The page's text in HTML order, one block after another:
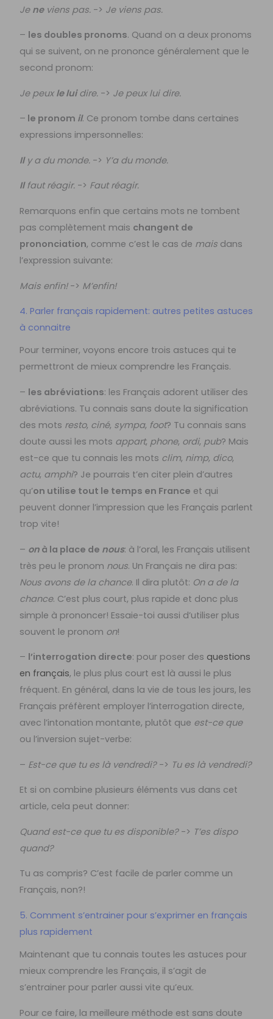
Je neviens pas. -> Je viens pas.
– les doubles pronoms. Quand on a deux pronoms
qui se suivent, on ne prononce généralement que le
second pronom:
Je peux le luidire. -> Je peux lui dire.
– le pronom il. Ce pronom tombe dans certaines
expressions impersonnelles:
Ily a du monde. -> Y’a du monde.
Ilfaut réagir. -> Faut réagir.
Remarquons enfin que certains mots ne tombent
pas complètement mais changent de
prononciation, comme c’est le cas de mais dans
l’expression suivante:
Mais enfin!-> M’enfin!
4. Parler français rapidement: autres petites astuces
à connaitre
Pour terminer, voyons encore trois astuces qui te
permettront de mieux comprendre les Français.
– les abréviations: les Français adorent utiliser des
abréviations. Tu connais sans doute la signification
des mots resto, ciné, sympa, foot? Tu connais sans
doute aussi les mots appart, phone, ordi, pub? Mais
est-ce que tu connais les mots clim, nimp, dico,
actu, amphi? Je pourrais t’en citer plein d’autres
qu’on utilise tout le temps en France et qui
peuvent donner l’impression que les Français parlent
trop vite!
– on à la place de nous: à l’oral, les Français utilisent
très peu le pronom nous. Un Français ne dira pas:
Nous avons de la chance. Il dira plutôt: On a de la
chance. C’est plus court, plus rapide et donc plus
simple à prononcer! Essaie-toi aussi d’utiliser plus
souvent le pronom on!
– l’interrogation directe: pour poser des questions
en français, le plus plus court est là aussi le plus
fréquent. En général, dans la vie de tous les jours, les
Français préfèrent employer l’interrogation directe,
avec l’intonation montante, plutôt que est-ce que
ou l’inversion sujet-verbe:
– Est-ce que tu es là vendredi?-> Tu es là vendredi?
Et si on combine plusieurs éléments vus dans cet
article, cela peut donner:
Quand est-ce que tu es disponible? -> T’es dispo
quand?
Tu as compris? C’est facile de parler comme un
Français, non?!
5. Comment s’entrainer pour s’exprimer en français
plus rapidement
Maintenant que tu connais toutes les astuces pour
mieux comprendre les Français, il s’agit de
s’entrainer pour parler aussi vite qu’eux.
Pour ce faire, la meilleure méthode est sans doute